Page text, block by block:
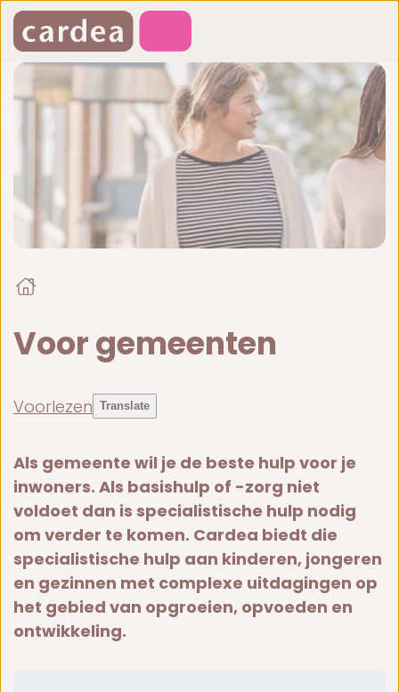
Voor gemeenten
Voorlezen Translate
Als gemeente wil je de beste hulp voor je
inwoners. Als basishulp of -zorg niet
voldoet dan is specialistische hulp nodig
om verder te komen. Cardea biedt die
specialistische hulp aan kinderen, jongeren
en gezinnen met complexe uitdagingen op
het gebied van opgroeien, opvoeden en
ontwikkeling.